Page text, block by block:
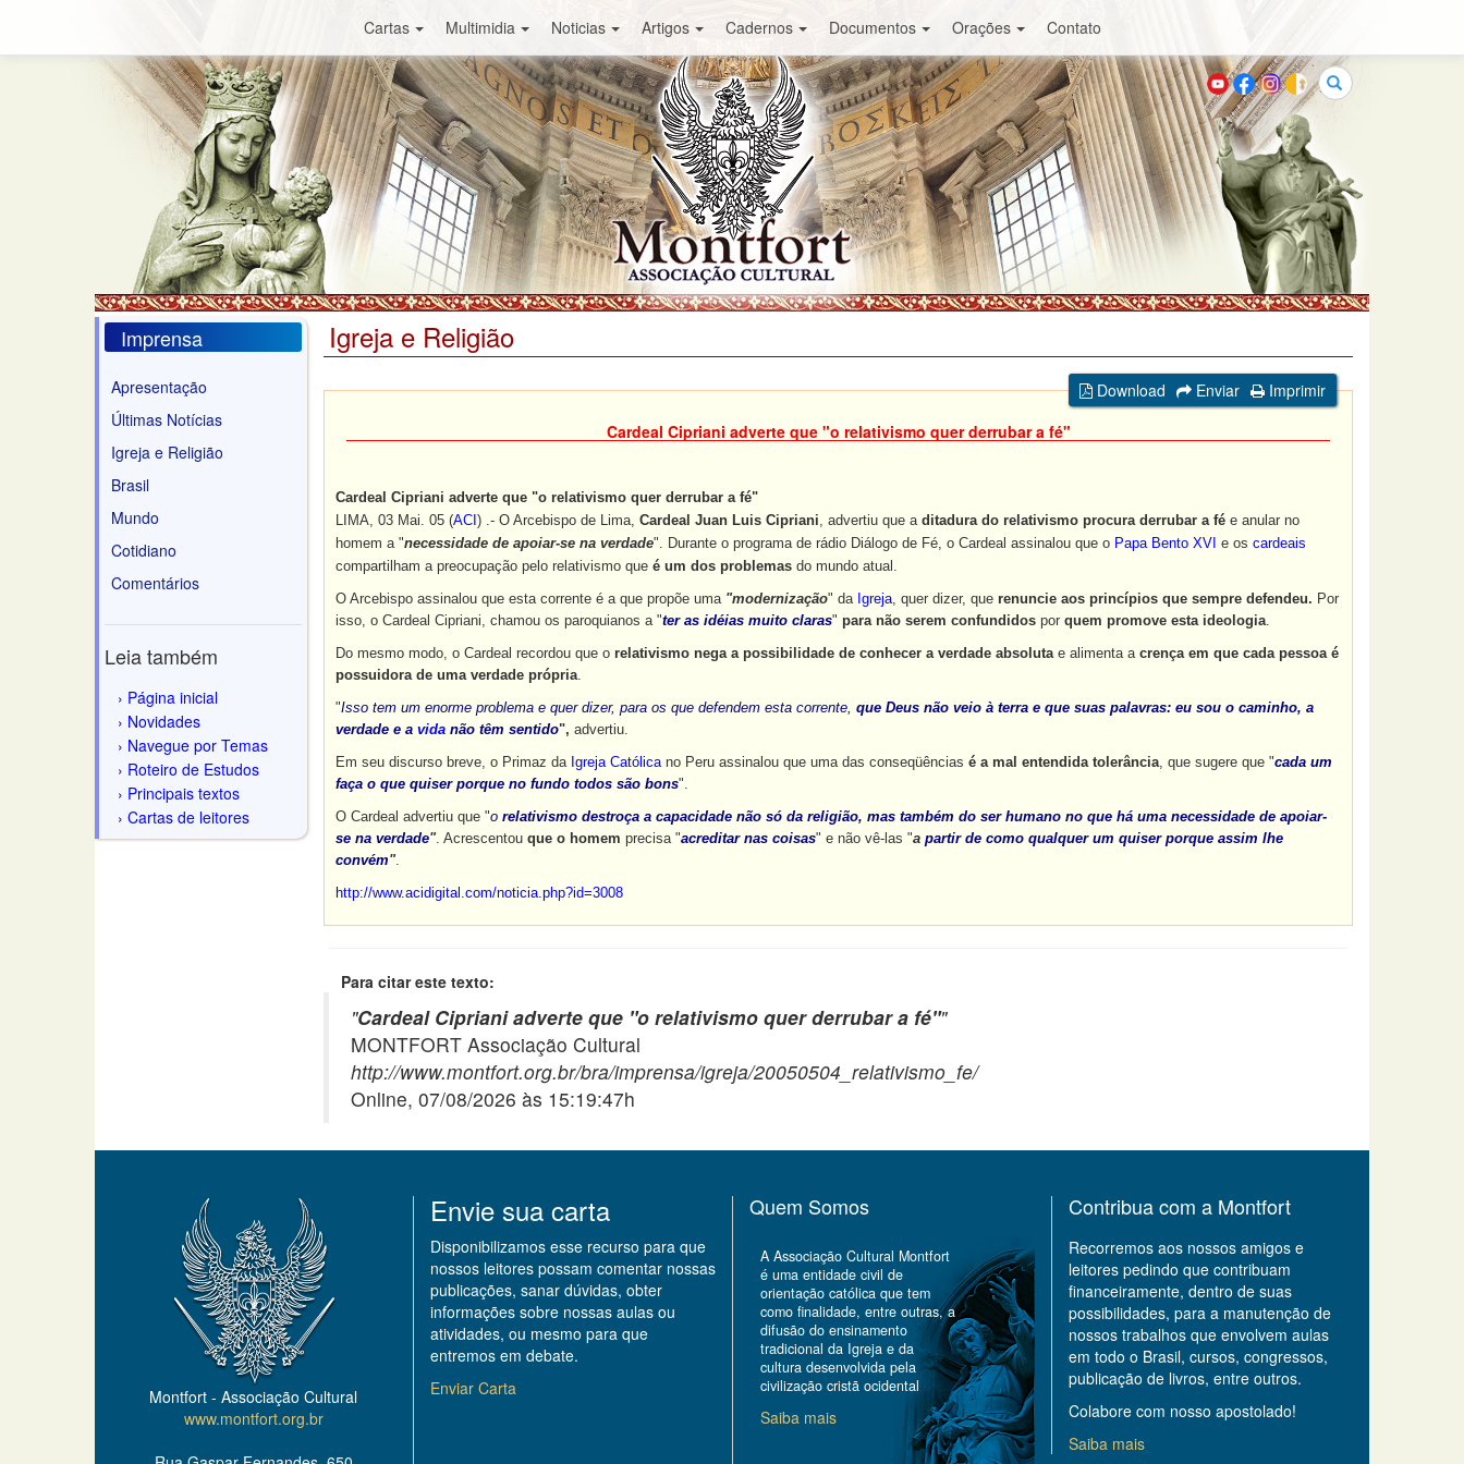
Cartas Multimidia Noticias Artigos Cadernos Documentos Orações Contato
Buscar
Imprensa
Apresentação
Últimas Notícias
Igreja e Religião
Brasil
Mundo
Cotidiano
Comentários
Leia também
Página inicial
Novidades
Navegue por Temas
Roteiro de Estudos
Principais textos
Cartas de leitores
Igreja e Religião
Download Enviar
Imprimir
Cardeal Cipriani adverte que "o relativismo quer derrubar a fé"
Cardeal Cipriani adverte que "o relativismo quer derrubar a fé"
LIMA, 03 Mai. 05 (ACI ) .- O Arcebispo de Lima, Cardeal Juan Luis Cipriani, advertiu que a ditadura do relativismo procura derrubar a fé e anular no
homem a "necessidade de apoiar-se na verdade". Durante o programa de rádio Diálogo de Fé, o Cardeal assinalou que o Papa Bento XVI e os cardeais
compartilham a preocupação pelo relativismo que é um dos problemas do mundo atual.
O Arcebispo assinalou que esta corrente é a que propõe uma "modernização" da Igreja, quer dizer, que renuncie aos princípios que sempre defendeu. Por
isso, o Cardeal Cipriani, chamou os paroquianos a "ter as idéias muito claras" para não serem confundidos por quem promove esta ideologia.
Do mesmo modo, o Cardeal recordou que o relativismo nega a possibilidade de conhecer a verdade absolutae alimenta a crença em que cada pessoa é
possuidora de uma verdade própria.
"Isso tem um enorme problema e quer dizer, para os que defendem esta corrente, que Deus não veio à terra e que suas palavras: eu sou o caminho, a
verdade e a vida não têm sentido", advertiu.
Em seu discurso breve, o Primaz da Igreja Católicano Peru assinalou que uma das conseqüências é a mal entendida tolerância, que sugere que "cada um
faça o que quiser porque no fundo todos são bons".
O Cardeal advertiu que "o relativismo destroça a capacidade não só da religião, mas também do ser humano no que há uma necessidade de apoiar-
se na verdade". Acrescentou que o homem precisa "acreditar nas coisas" e não vê-las "a partir de como qualquer um quiser porque assim lhe
convém".
http://www.acidigital.com/noticia.php?id=3008
Para citar este texto:
"Cardeal Cipriani adverte que "o relativismo quer derrubar a fé""
MONTFORT Associação Cultural
http://www.montfort.org.br/bra/imprensa/igreja/20050504_relativismo_fe/
Online, 07/08/2026 às 15:19:47h
Montfort - Associação Cultural
www.montfort.org.br
Envie sua carta
Disponibilizamos esse recurso para que
nossos leitores possam comentar nossas
publicações, sanar dúvidas, obter
informações sobre nossas aulas ou
atividades, ou mesmo para que
entremos em debate.
Enviar Carta
Quem Somos
A Associação Cultural Montfort
é uma entidade civil de
orientação católica que tem
como finalidade, entre outras, a
difusão do ensinamento
tradicional da Igreja e da
cultura desenvolvida pela
civilização cristã ocidental
Saiba mais
Contribua com a Montfort
Recorremos aos nossos amigos e
leitores pedindo que contribuam
financeiramente, dentro de suas
possibilidades, para a manutenção de
nossos trabalhos que envolvem aulas
em todo o Brasil, cursos, congressos,
publicação de livros, entre outros.
Colabore com nosso apostolado!
Saiba mais